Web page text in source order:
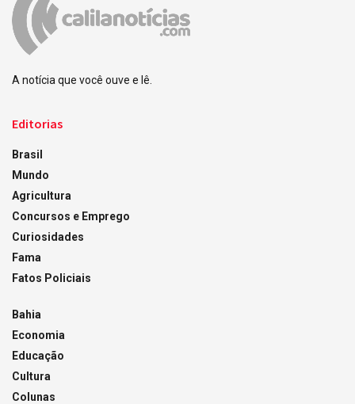
A notícia que você ouve e lê.
Editorias
Brasil
Mundo
Agricultura
Concursos e Emprego
Curiosidades
Fama
Fatos Policiais
Bahia
Economia
Educação
Cultura
Colunas